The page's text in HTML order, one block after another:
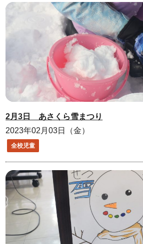
2月3日 あさくら雪まつり
2023年02月03日（金）
全校児童